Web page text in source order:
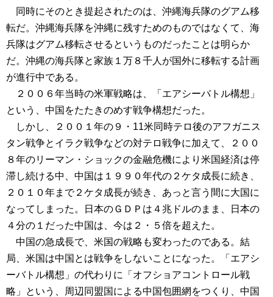
同時にそのとき提起されたのは、沖縄海兵隊のグアム移
転だ。沖縄海兵隊を沖縄に残すためのものではなくて、海
兵隊はグアム移転させるというものだったことは明らか
だ。沖縄の海兵隊と家族１万８千人が国外に移転する計画
が進行中である。
２００６年当時の米軍戦略は、「エアシーバトル構想」
という、中国をたたきのめす戦争構想だった。
しかし、２００１年の９・11米同時テロ後のアフガニス
タン戦争とイラク戦争などの対テロ戦争に加えて、２００
８年のリーマン・ショックの金融危機により米国経済は停
滞し続ける中、中国は１９９０年代の２ケタ成長に続き、
２０１０年まで２ケタ成長が続き、あっと言う間に大国に
なってしまった。日本のＧＤＰは４兆ドルのまま、日本の
４分の１だった中国は、今は２・５倍を超えた。
中国の急成長で、米国の戦略も変わったのである。結
局、米国は中国とは戦争をしないことになった。「エアシ
ーバトル構想」の代わりに「オフショアコントロール戦
略」という、周辺同盟国による中国包囲網をつくり、中国